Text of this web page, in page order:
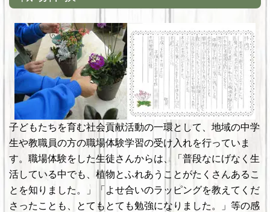
子どもたちを育む社会貢献活動の一環として、地域の中学
生や教職員の方の職場体験学習の受け入れを行っていま
す。職場体験をした生徒さんからは、「普段なにげなく生
活している中でも、植物とふれあうことがたくさんあるこ
とを知りました。」「よせ合いのラッピングを教えてくだ
さったことも、とてもとても勉強になりました。」等の感